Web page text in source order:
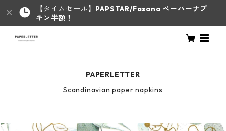
【タイムセール】 PAPSTAR/Fasana ペーパーナプ
キン半額！
PAPERLETTER
Scandinavian paper napkins